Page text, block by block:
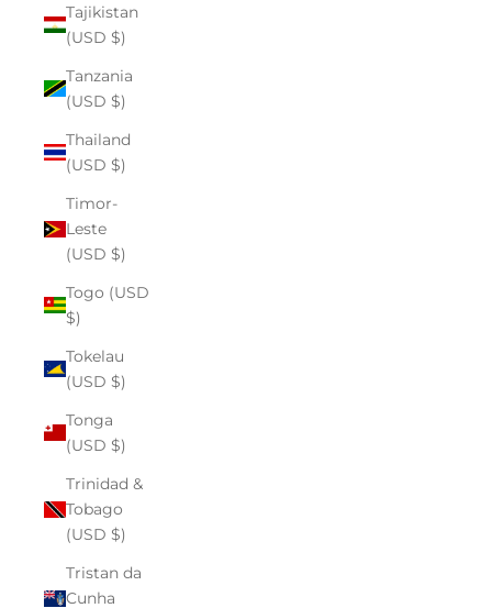
Tajikistan
(USD $)
Tanzania
(USD $)
Thailand
(USD $)
Timor-
Leste
(USD $)
Togo (USD
$)
Tokelau
(USD $)
Tonga
(USD $)
Trinidad &
Tobago
(USD $)
Tristan da
Cunha